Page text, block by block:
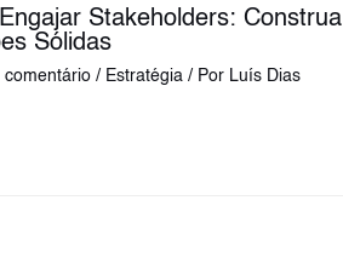
Stakeholders: Construa
Sólidas
comentário / Estratégia/ Por Luís Dias